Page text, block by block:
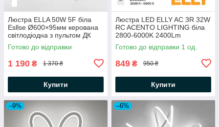
Люстра ELLA 50W 5F біла
Esllse Ø600×95мм керована
світлодіодна з пультом ДК
3000-6500К 5000Lm
WHITE 220V
Готово до відправки
1 190 ₴ 1 370 ₴
Купити
Люстра LED ELLY AC 3R 32W
RC ACENTO LIGHTING біла
2800-6000K 2400Lm
Ø480х80мм з пультом ДУ
220V IP20
Готово до відправки 1 од.
849 ₴ 950 ₴
Купити
–9% –6%